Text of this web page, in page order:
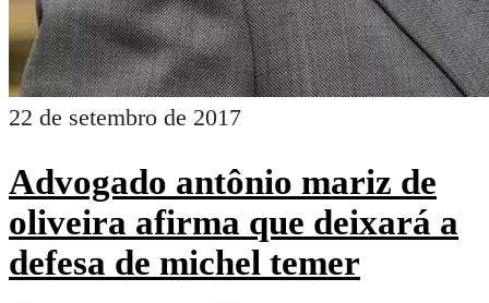
22 de setembro de 2017
Advogado antônio mariz de
oliveira afirma que deixará a
defesa de michel temer